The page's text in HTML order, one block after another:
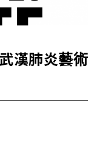
漢肺炎藝術